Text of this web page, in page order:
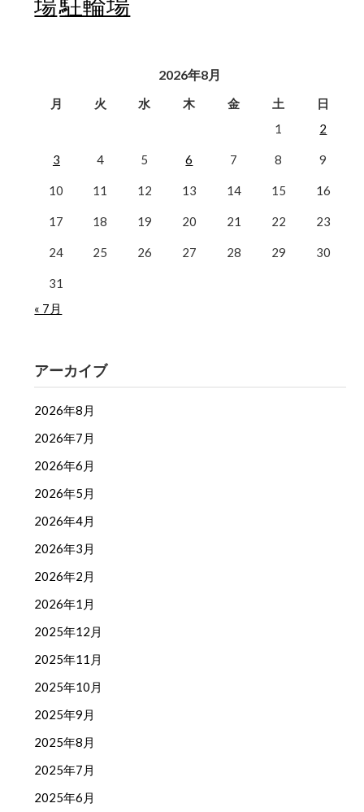
場
2026年8月
月 火 水 木 金 土
日
1
2
3 4 5 6 7 8 9
10 11 12 13 14 15 16
17 18 19 20 21 22 23
24 25 26 27 28 29 30
31
« 7月
アーカイブ
2026年8月
2026年7月
2026年6月
2026年5月
2026年4月
2026年3月
2026年2月
2026年1月
2025年12月
2025年11月
2025年10月
2025年9月
2025年8月
2025年7月
2025年6月